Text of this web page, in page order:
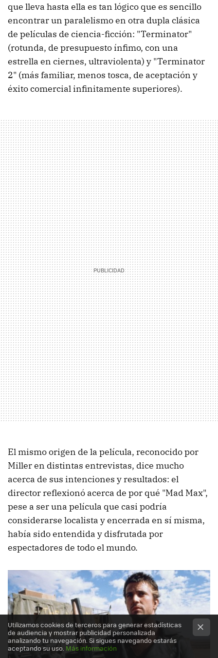
que lleva hasta ella es tan lógico que es sencillo
encontrar un paralelismo en otra dupla clásica
de películas de ciencia-ficción: "Terminator"
(rotunda, de presupuesto ínfimo, con una
estrella en ciernes, ultraviolenta) y "Terminator
2" (más familiar, menos tosca, de aceptación y
éxito comercial infinitamente superiores).
El mismo origen de la película, reconocido por
Miller en distintas entrevistas, dice mucho
acerca de sus intenciones y resultados: el
director reflexionó acerca de por qué "Mad Max",
pese a ser una película que casi podría
considerarse localista y encerrada en sí misma,
había sido entendida y disfrutada por
espectadores de todo el mundo.
Utilizamos cookies de terceros para generar estadísticas
de audiencia y mostrar publicidad personalizada
analizando tu navegación. Si sigues navegando estarás
aceptando su uso. Más información